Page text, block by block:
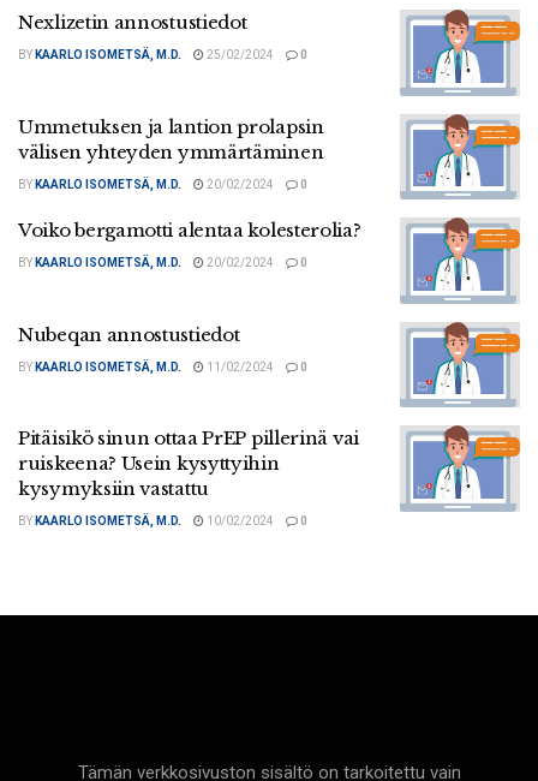
Nexlizetin annostustiedot
BY KAARLO ISOMETSÄ, M.D. 25/02/2024 0
Ummetuksen ja lantion prolapsin
välisen yhteyden ymmärtäminen
BY KAARLO ISOMETSÄ, M.D. 20/02/2024 0
Voiko bergamotti alentaa kolesterolia?
BY KAARLO ISOMETSÄ, M.D. 20/02/2024 0
Nubeqan annostustiedot
BY KAARLO ISOMETSÄ, M.D. 11/02/2024 0
Pitäisikö sinun ottaa PrEP pillerinä vai
ruiskeena? Usein kysyttyihin
kysymyksiin vastattu
BY KAARLO ISOMETSÄ, M.D. 10/02/2024 0
Tämän verkkosivuston sisältö on tarkoitettu vain